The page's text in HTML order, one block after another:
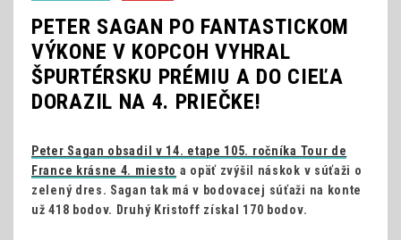
PETER SAGAN PO FANTASTICKOM
VÝKONE V KOPCOH VYHRAL
ŠPURTÉRSKU PRÉMIU A DO CIEĽA
DORAZIL NA 4. PRIEČKE!
Peter Sagan obsadil v 14. etape 105. ročníka Tour de
France krásne 4. miesto a opäť zvýšil náskok v súťaži o
zelený dres. Sagan tak má v bodovacej súťaži na konte
už 418 bodov. Druhý Kristoff získal 170 bodov.